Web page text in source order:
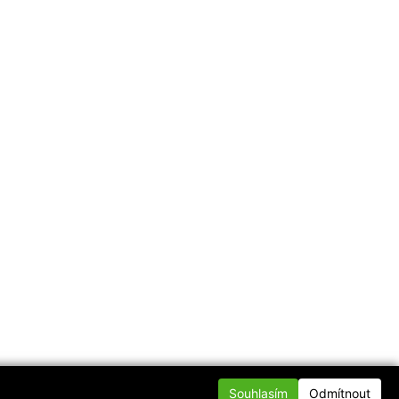
Souhlasím Odmítnout